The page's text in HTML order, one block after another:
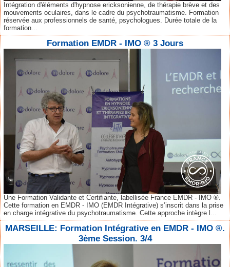
Intégration d'éléments d'hypnose ericksonienne, de thérapie brève et des
mouvements oculaires, dans le cadre du psychotraumatisme. Formation
réservée aux professionnels de santé, psychologues. Durée totale de la
formation...
Formation EMDR - IMO ® 3 Jours
Une Formation Validante et Certifiante, labellisée France EMDR - IMO ®.
Cette formation en EMDR - IMO (EMDR Intégrative) s’inscrit dans la prise
en charge intégrative du psychotraumatisme. Cette approche intègre l...
MARSEILLE: Formation Intégrative en EMDR - IMO ®.
3ème Session. 3/4